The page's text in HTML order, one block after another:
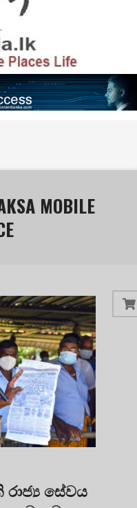
MOBILE
සේවය